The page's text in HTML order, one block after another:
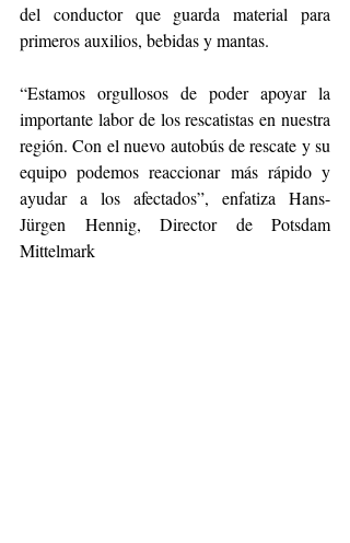
del conductor que guarda material para
primeros auxilios, bebidas y mantas.
“Estamos orgullosos de poder apoyar la
importante labor de los rescatistas en nuestra
región. Con el nuevo autobús de rescate y su
equipo podemos reaccionar más rápido y
ayudar a los afectados”, enfatiza Hans-
Jürgen Hennig, Director de Potsdam
Mittelmark